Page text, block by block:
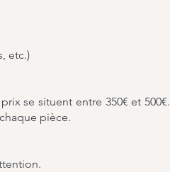
etc.)
se situent entre 350€ et 500€.
pièce.